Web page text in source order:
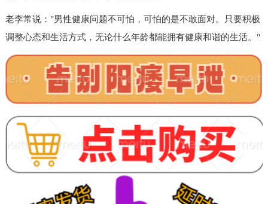
老李常说："男性健康问题不可怕，可怕的是不敢面对。只要积极
调整心态和生活方式，无论什么年龄都能拥有健康和谐的生活。"